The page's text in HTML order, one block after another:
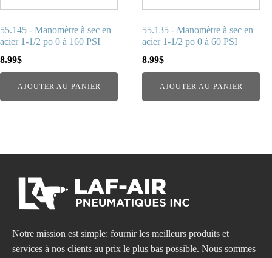
55.145 - Manomètre à sec en
acier 1-1/2 po 0 à 160 PSI
8.99$
AJOUTER AU PANIER
55.135 - Manomètre à sec en
acier 1-1/2 po 0 à 60 PSI
8.99$
AJOUTER AU PANIER
Notre mission est simple: fournir les meilleurs produits et
services à nos clients au prix le plus bas possible. Nous sommes